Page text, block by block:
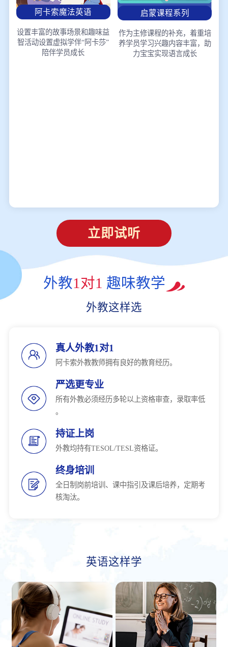
阿卡索魔法英语
设置丰富的故事场景和趣味益
智活动设置虚拟学伴“阿卡莎”
陪伴学员成长
启蒙课程系列
作为主修课程的补充，着重培
养学员学习兴趣内容丰富，助
力宝宝实现语言成长
立即试听
外教1对1 趣味教学
外教这样选
真人外教1对1
阿卡索外教教师拥有良好的教育经历。
严选更专业
所有外教必须经历多轮以上资格审查，录取率低
。
持证上岗
外教均持有TESOL/TESL资格证。
终身培训
全日制岗前培训、课中指引及课后培养，定期考
核淘汰。
英语这样学